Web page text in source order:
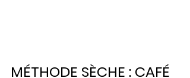
MÉTHODE SÈCHE : CAFÉ